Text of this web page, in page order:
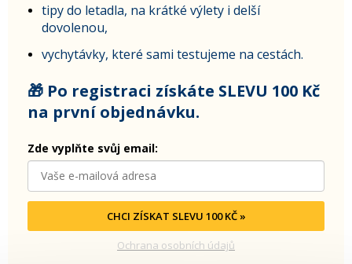
tipy do letadla, na krátké výlety i delší
dovolenou,
vychytávky, které sami testujeme na cestách.
🎁 Po registraci získáte SLEVU 100 Kč
na první objednávku.
Zde vyplňte svůj email:
CHCI ZÍSKAT SLEVU 100 KČ »
Ochrana osobních údajů